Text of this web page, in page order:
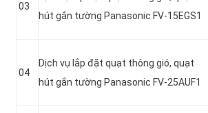
03
hút gắn tường Panasonic FV-15EGS1
04
Dịch vụ lắp đặt quạt thông gió, quạt
hút gắn tường Panasonic FV-25AUF1